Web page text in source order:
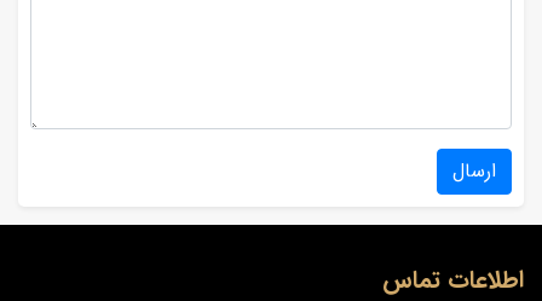
ارسال
اطلاعات تماس